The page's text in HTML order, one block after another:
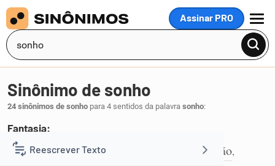
Assinar PRO
MENU
Reescrever Texto
Sinônimo de sonho
24 sinônimos de sonho para 4 sentidos da palavra sonho:
Fantasia:
1 devaneio,encantamento ficção,